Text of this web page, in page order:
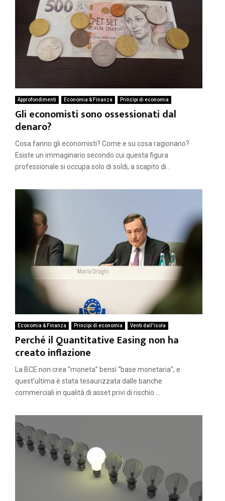
Approfondimenti Economia & Finanza Princìpi di economia
Gli economisti sono ossessionati dal
denaro?
Cosa fanno gli economisti? Come e su cosa ragionano?
Esiste un immaginario secondo cui questa figura
professionale si occupa solo di soldi, a scapito di...
Economia & Finanza Princìpi di economia Venti dall'isola
Perché il Quantitative Easing non ha
creato inflazione
La BCE non crea “moneta” bensì “base monetaria”, e
quest’ultima è stata tesaurizzata dalle banche
commerciali in qualità di asset privi di rischio....